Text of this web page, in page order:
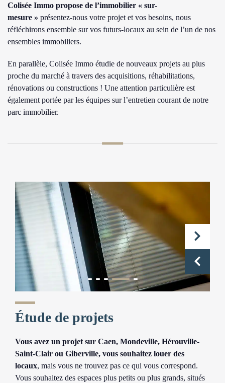
Colisée Immo propose de l’immobilier « sur-
mesure » présentez-nous votre projet et vos besoins, nous
réfléchirons ensemble sur vos futurs-locaux au sein de l’un de nos
ensembles immobiliers.
En parallèle, Colisée Immo étudie de nouveaux projets au plus
proche du marché à travers des acquisitions, réhabilitations,
rénovations ou constructions ! Une attention particulière est
également portée par les équipes sur l’entretien courant de notre
parc immobilier.
Étude de projets
Vous avez un projet sur Caen, Mondeville, Hérouville-
Saint-Clair ou Giberville, vous souhaitez louer des
locaux, mais vous ne trouvez pas ce qui vous correspond.
Vous souhaitez des espaces plus petits ou plus grands, situés